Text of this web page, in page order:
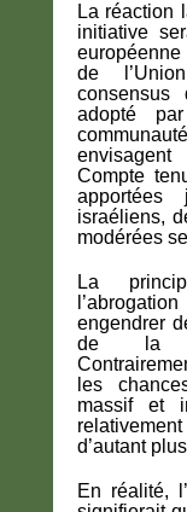
La réaction
initiative
européenne
de
adopté
Compte
apportées
israéliens,
modérées
La
engendrer
de la
les
massif et
d’autant
En réalité,